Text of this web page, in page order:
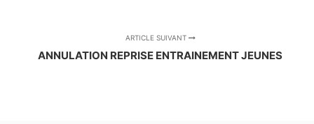
ARTICLE SUIVANT
ANNULATION REPRISE ENTRAINEMENT JEUNES